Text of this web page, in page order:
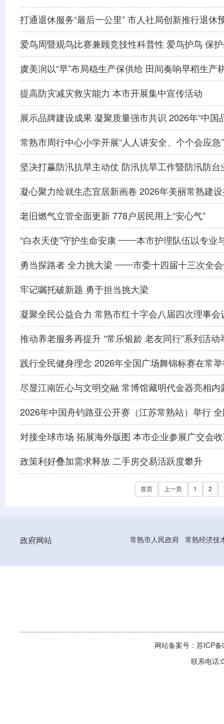
打通退休服务“最后一公里” 市人社局创新推行退休
爱鸟周暨观鸟比赛兼顾竞技性科普性 爱鸟护鸟 保
虞美润以“早”布局稳生产保供给 田间奏响早稻生产
提高防灾减灾救灾能力 本市开展集中宣传活动
展示品牌建设成果 凝聚质量强市共识 2026年“中国
常熟市周行中心小学开展“人人讲安全、个个会应急
坚决打赢防汛抗旱主动仗 防汛抗旱工作暨防汛防
凝心聚力绘就生态宜居新画卷 2026年美丽常熟建
老旧燃气立管全面更新 778户居民用上“安心气”
“白衣天使”守护生命安康 ——本市护理队伍以专业
勇当探路者 全力挑大梁 ——市委十四届十三次全
牢记嘱托破新题 勇于担当挑大梁
凝聚全民公益合力 常熟市红十字会八届四次理事
推动养老服务再提升 “常乐银龄 老友同行”系列活动
践行全民健身理念 2026年全国广场舞锦标赛在常
尽显江南匠心与文明交融 常博馆藏明代金器亮相内
2026年中国舟钓路亚公开赛（江苏常熟站）举行
对接全球市场 拓展海外版图 本市企业参展广交会
政策利好叠加需求释放 二手房交易活跃度攀升
首页 上一页 1 2
政府网站 常熟市人民政府 常熟经济技
网站备案号：苏ICP
联系电话